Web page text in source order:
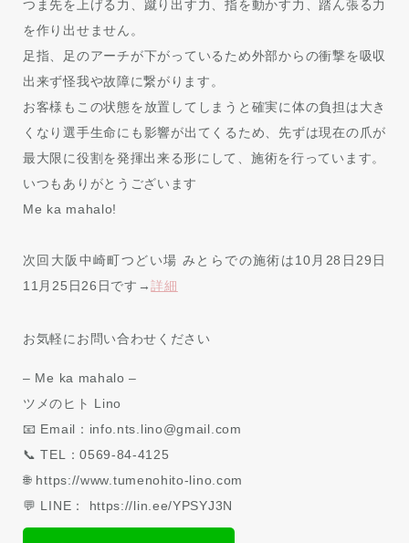
つま先を上げる力、蹴り出す力、指を動かす力、踏ん張る力
を作り出せません。
足指、足のアーチが下がっているため外部からの衝撃を吸収
出来ず怪我や故障に繋がります。
お客様もこの状態を放置してしまうと確実に体の負担は大き
くなり選手生命にも影響が出てくるため、先ずは現在の爪が
最大限に役割を発揮出来る形にして、施術を行っています。
いつもありがとうございます
Me ka mahalo!
次回大阪中崎町つどい場 みとらでの施術は10月28日29日
11月25日26日です→詳細
お気軽にお問い合わせください
– Me ka mahalo –
ツメのヒト Lino
📧 Email：info.nts.lino@gmail.com
📞 TEL：0569-84-4125
🌐 https://www.tumenohito-lino.com
💬 LINE： https://lin.ee/YPSYJ3N